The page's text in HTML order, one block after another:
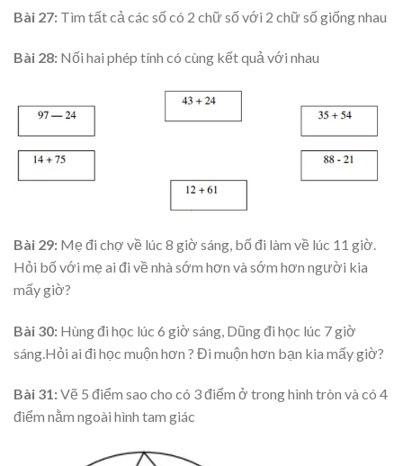
Bài 27: Tìm tất cả các số có 2 chữ số với 2 chữ số giống nhau
Bài 28: Nối hai phép tính có cùng kết quả với nhau
Bài 29: Mẹ đi chợ về lúc 8 giờ sáng, bố đi làm về lúc 11 giờ.
Hỏi bố với mẹ ai đi về nhà sớm hơn và sớm hơn người kia
mấy giờ?
Bài 30: Hùng đi học lúc 6 giờ sáng, Dũng đi học lúc 7 giờ
sáng.Hỏi ai đi học muộn hơn ? Đi muộn hơn bạn kia mấy giờ?
Bài 31:Vẽ 5 điểm sao cho có 3 điểm ở trong hình tròn và có 4
điểm nằm ngoài hình tam giác